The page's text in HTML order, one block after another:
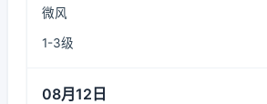
微风
1-3级
08月12日